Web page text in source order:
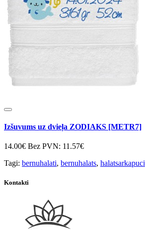
Izšuvums uz dvieļa ZODIAKS [METR7]
14.00€ Bez PVN: 11.57€
Tagi: bernuhalati, bernuhalats, halatsarkapuci
Kontakti